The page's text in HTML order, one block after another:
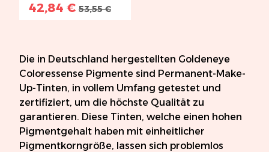
42,84 € 53,55 €
Die in Deutschland hergestellten Goldeneye
Coloressense Pigmente sind Permanent-Make-
Up-Tinten, in vollem Umfang getestet und
zertifiziert, um die höchste Qualität zu
garantieren. Diese Tinten, welche einen hohen
Pigmentgehalt haben mit einheitlicher
Pigmentkorngröße, lassen sich problemlos